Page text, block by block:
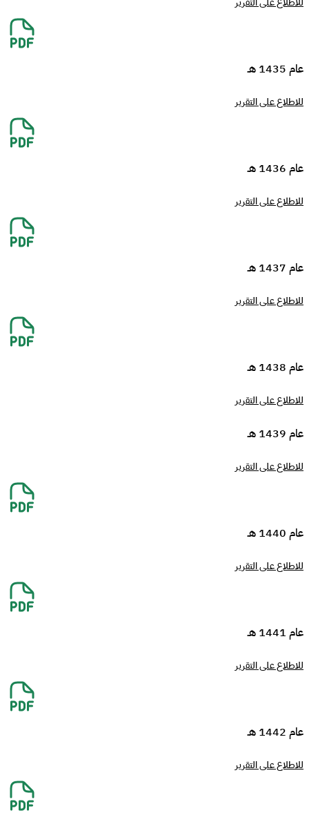
عام 1435 هـ
للاطلاع على التقرير
عام 1436 هـ
للاطلاع على التقرير
عام 1437 هـ
للاطلاع على التقرير
عام 1438 هـ
للاطلاع على التقرير
عام 1439 هـ
للاطلاع على التقرير
عام 1440 هـ
للاطلاع على التقرير
عام 1441 هـ
للاطلاع على التقرير
عام 1442 هـ
للاطلاع على التقرير